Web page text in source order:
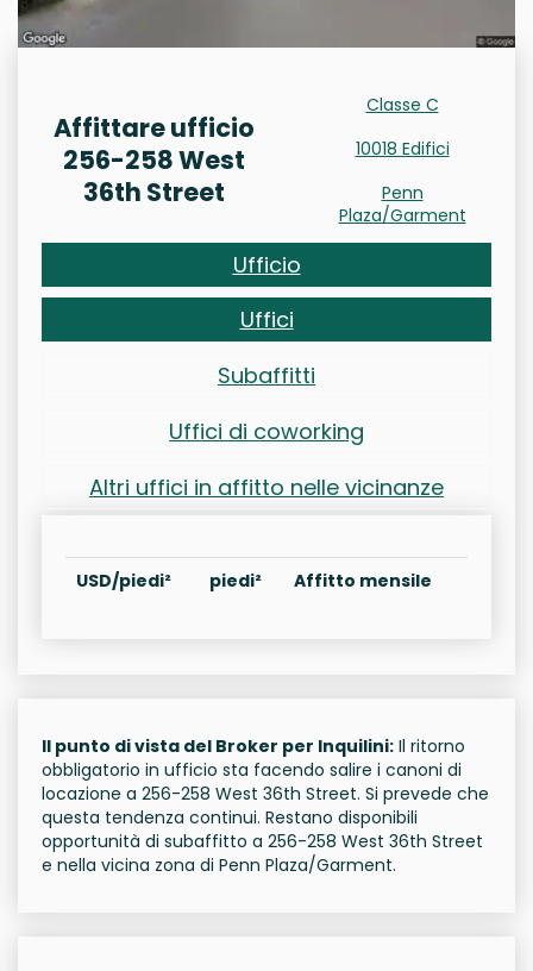
Affittare ufficio
256-258 West
36th Street
Classe C
10018 Edifici
Penn
Plaza/Garment
Ufficio
Uffici
Subaffitti
Uffici di coworking
Altri uffici in affitto nelle vicinanze
USD/piedi² piedi² Affitto mensile
Il punto di vista del Broker per Inquilini: Il ritorno
obbligatorio in ufficio sta facendo salire i canoni di
locazione a 256-258 West 36th Street. Si prevede che
questa tendenza continui. Restano disponibili
opportunità di subaffitto a 256-258 West 36th Street
e nella vicina zona di Penn Plaza/Garment.